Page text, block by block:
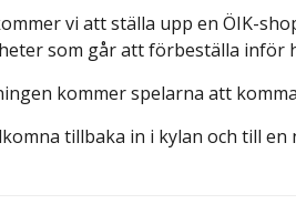
vi att ställa upp en ÖIK-
som går att förbeställa inför
kommer spelarna att
tillbaka in i kylan och till en